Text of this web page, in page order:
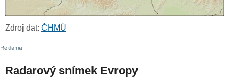
Zdroj dat: ČHMÚ
Radarový snímek Evropy